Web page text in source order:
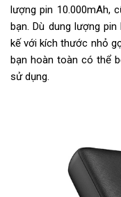
lượng pin 10.000mAh,
bạn. Dù dung lượng
kế với kích thước nhỏ
bạn hoàn toàn có thể
sử dụng.